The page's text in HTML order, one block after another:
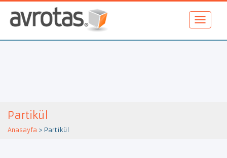
Partikül
Anasayfa > Partikül